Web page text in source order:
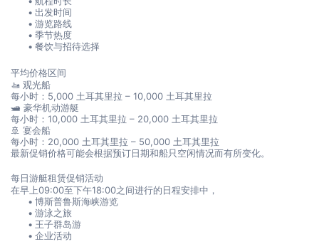
出发时间
游览路线
季节热度
餐饮与招待选择
平均价格区间
🚤 观光船
每小时：5,000 土耳其里拉 – 10,000 土耳其里拉
🛥️ 豪华机动游艇
每小时：10,000 土耳其里拉 – 20,000 土耳其里拉
🚢 宴会船
每小时：20,000 土耳其里拉 – 50,000 土耳其里拉
最新促销价格可能会根据预订日期和船只空闲情况而有所变化。
每日游艇租赁促销活动
在早上09:00至下午18:00之间进行的日程安排中，
博斯普鲁斯海峡游览
游泳之旅
王子群岛游
企业活动